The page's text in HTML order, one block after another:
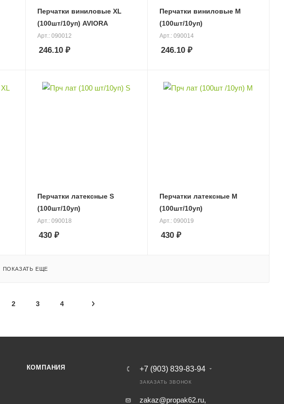
Перчатки виниловые XL
(100шт/10уп) AVIORA
Арт.: 090012
246.10 ₽
Перчатки виниловые М
(100шт/10уп)
Арт.: 090014
246.10₽
Перчатки латексные S
(100шт/10уп)
Арт.: 090018
430 ₽
Перчатки латексные M
(100шт/10уп)
Арт.: 090019
430₽
ПОКАЗАТЬ ЕЩЕ
2 3 4
КОМПАНИЯ +7 (903) 839-83-94
ЗАКАЗАТЬ ЗВОНОК
zakaz@propak62.ru,